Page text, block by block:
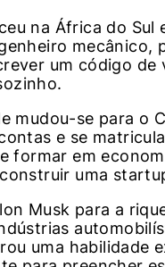
na África do
mecânico,
um código
mudou-se para o
e se
formar em
uma
Musk para a
uma habilidade